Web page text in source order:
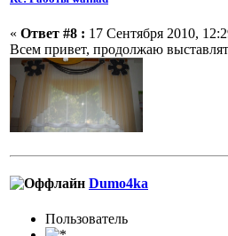
« Ответ #8 : 17 Сентября 2010,
Всем привет, продолжаю
Dumo4ka
Пользовaтeль